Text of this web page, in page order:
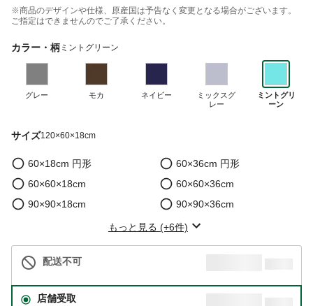
※商品のデザインや仕様、原産国は予告なく変更となる場合がございます。
ご指定はできませんのでご了承ください。
カラー・柄 ミントグリーン
グレー モカ ネイビー
ミックスグ
レー
ミントグリ
ーン
サイズ120×60×18cm
60×18cm 円形
60×36cm 円形
60×60×18cm
60×60×36cm
90×90×18cm
90×90×36cm
もっと見る (+6件)
配送不可
店舗受取